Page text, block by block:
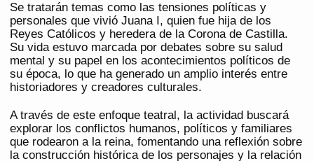
Se tratarán temas como las tensiones políticas y
personales que vivió Juana I, quien fue hija de los
Reyes Católicos y heredera de la Corona de Castilla.
Su vida estuvo marcada por debates sobre su salud
mental y su papel en los acontecimientos políticos de
su época, lo que ha generado un amplio interés entre
historiadores y creadores culturales.
A través de este enfoque teatral, la actividad buscará
explorar los conflictos humanos, políticos y familiares
que rodearon a la reina, fomentando una reflexión sobre
la construcción histórica de los personajes y la relación